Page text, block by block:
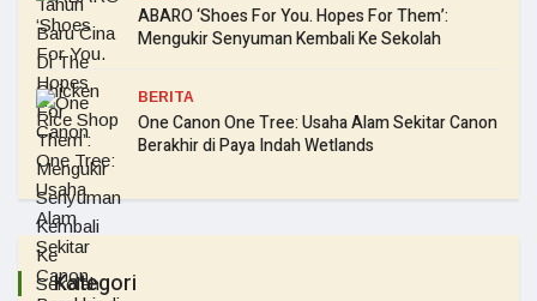
ABARO ‘Shoes For You. Hopes For Them’:
Mengukir Senyuman Kembali Ke Sekolah
BERITA
One Canon One Tree: Usaha Alam Sekitar Canon
Berakhir di Paya Indah Wetlands
Kategori